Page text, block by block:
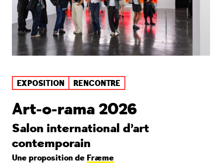
EXPOSITION RENCONTRE
Art-o-rama 2026
Salon international d’art
contemporain
Une proposition de Fræme